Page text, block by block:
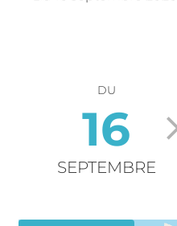
DU
16
SEPTEMBRE